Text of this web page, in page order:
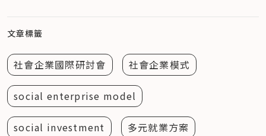
文章標籤
社會企業國際研討會 社會企業模式
social enterprise model
social investment 多元就業方案